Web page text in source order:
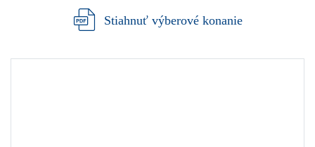
Stiahnuť výberové konanie